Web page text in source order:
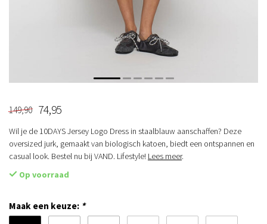
149,90 74,95
Wil je de 10DAYS Jersey Logo Dress in staalblauw aanschaffen? Deze
oversized jurk, gemaakt van biologisch katoen, biedt een ontspannen en
casual look. Bestel nu bij VAND. Lifestyle! Lees meer.
Op voorraad
Maak een keuze: *